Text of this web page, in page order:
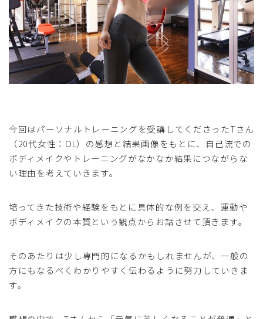
パーソナルトレーナーご紹介
お客様体験談
レッスンコース
FAQ
取材・メディア実績
お問い合わせ
今回はパーソナルトレーニングを受講してくださったTさん
（20代女性：OL）の感想と結果画像をもとに、自己流での
ボディメイクやトレーニングがなかなか結果につながらな
い理由を考えていきます。
培ってきた技術や経験をもとに具体的な例を交え、運動や
ボディメイクの本質という観点からお話させて頂きます。
そのあたりは少し専門的になるかもしれませんが、一般の
方にもなるべくわかりやすく伝わるように努力していきま
す。